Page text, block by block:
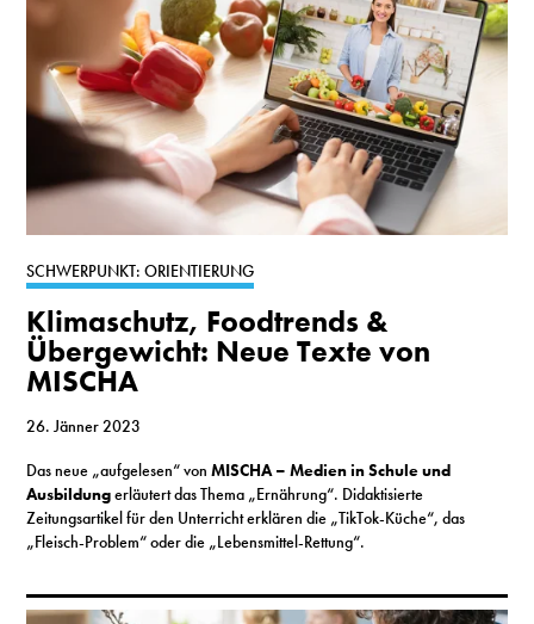
SCHWERPUNKT: ORIENTIERUNG
Klimaschutz, Foodtrends &
Übergewicht: Neue Texte von
MISCHA
26. Jänner 2023
Das neue „aufgelesen“ vonMISCHA – Medien in Schule und
Ausbildungerläutert das Thema „Ernährung“. Didaktisierte
Zeitungsartikel für den Unterricht erklären die „TikTok-Küche“, das
„Fleisch-Problem“ oder die „Lebensmittel-Rettung“.